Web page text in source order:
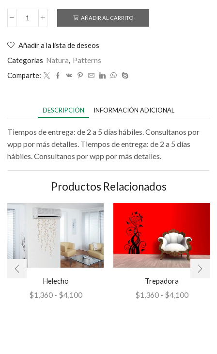
AÑADIR AL CARRITO
Añadir a la lista de deseos
Categorías Natura, Patterns
Comparte:
DESCRIPCIÓN INFORMACIÓN ADICIONAL
Tiempos de entrega: de 2 a 5 días hábiles. Consultanos por
wpp por más detalles. Tiempos de entrega: de 2 a 5 días
hábiles. Consultanos por wpp por más detalles.
Productos Relacionados
Helecho
$1,360 - $4,100
Trepadora
$1,360 - $4,100